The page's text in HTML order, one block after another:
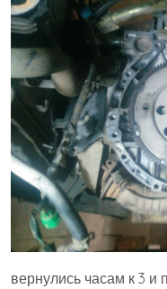
вернулись часам к 3 и